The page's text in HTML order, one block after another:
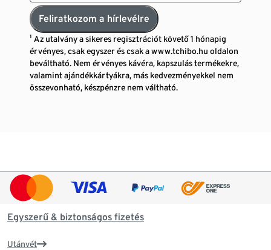
Feliratkozom a hírlevélre
¹ Az utalvány a sikeres regisztrációt követő 1 hónapig
érvényes, csak egyszer és csak a www.tchibo.hu oldalon
beváltható. Nem érvényes kávéra, kapszulás termékekre,
valamint ajándékkártyákra, más kedvezményekkel nem
összevonható, készpénzre nem váltható.
Egyszerű & biztonságos fizetés
Utánvét